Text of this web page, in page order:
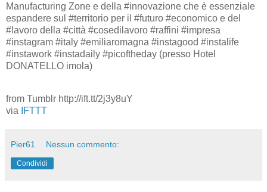
Manufacturing Zone e della #innovazione che è essenziale
espandere sul #territorio per il #futuro #economico e del
#lavoro della #città #cosedilavoro #raffini #impresa
#instagram #italy #emiliaromagna #instagood #instalife
#instawork #instadaily #picoftheday (presso Hotel
DONATELLO imola)
from Tumblr http://ift.tt/2j3y8uY
via
IFTTT
Pier61 Nessun commento:
Condividi